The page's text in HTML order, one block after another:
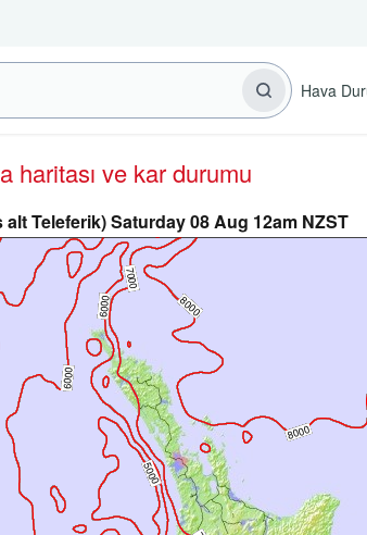
Hava
haritası ve kar durumu
Teleferik) Saturday 08 Aug 12am NZST